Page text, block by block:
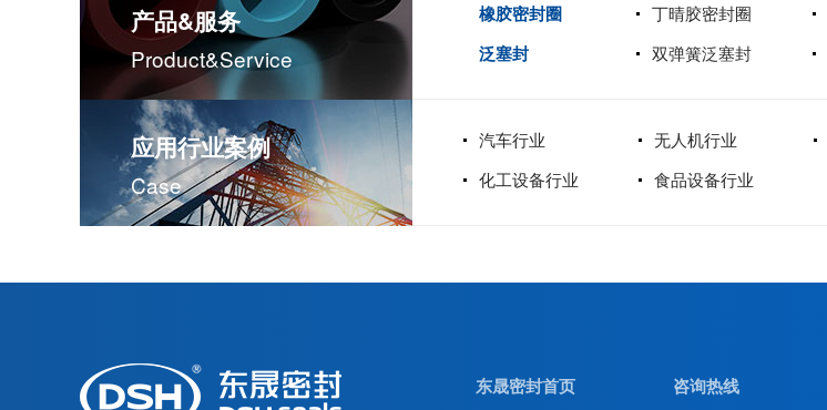
产品&服务
Product&service
橡胶密封圈 丁晴胶密封圈
泛塞封 双弹簧泛塞封
应用行业案例
Case
汽车行业 无人机行业
化工设备行业
食品设备行业
东晟密封首页 咨询热线